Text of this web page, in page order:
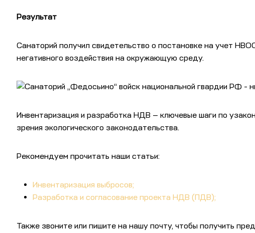
Результат
Санаторий получил свидетельство о постановке на учет
негативного воздействия на окружающую среду.
Инвентаризация и разработка НДВ — ключевые шаги по
зрения экологического законодательства.
Рекомендуем прочитать наши статьи:
Инвентаризация выбросов;
Разработка и согласование проекта НДВ (ПДВ);
Также звоните или пишите на нашу почту, чтобы получить